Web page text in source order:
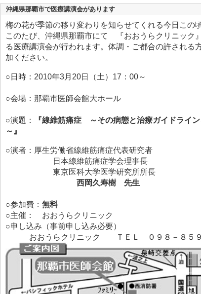
沖縄県那覇市で医療講演会があります
梅の花が季節の移り変わりを知らせてくれる今日この頃
このたび、 沖縄県那覇市にて 『おおうらクリニック
る医療講演会が行われます。体調・ご都合の許される
加ください。
○日時：2010年3月20日（土）17：00～
○会場： 那覇市医師会館大ホール
○演題： 『線維筋痛症 ～その病態と治療ガイドライン
～』
○演者：厚生労働省線維筋痛症代表研究者
日本線維筋痛症学会理事長
東京医科大学医学研究所所長
西岡久寿樹 先生
○参加費： 無料
○主催： おおうらクリニック
○申し込み（事前申し込み必要）
おおうらクリニック ＴＥＬ
０９８－８５